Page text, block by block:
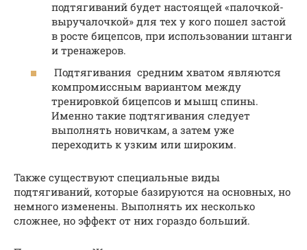
подтягиваний будет настоящей «палочкой-
выручалочкой» для тех у кого пошел застой
в росте бицепсов, при использовании штанги
и тренажеров.
Подтягивания средним хватом являются
компромиссным вариантом между
тренировкой бицепсов и мышц спины.
Именно такие подтягивания следует
выполнять новичкам, а затем уже
переходить к узким или широким.
Также существуют специальные виды
подтягиваний, которые базируются на основных, но
немного изменены. Выполнять их несколько
сложнее, но эффект от них гораздо больший.